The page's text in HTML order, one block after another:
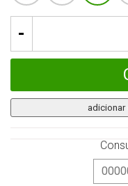
-
adicionar